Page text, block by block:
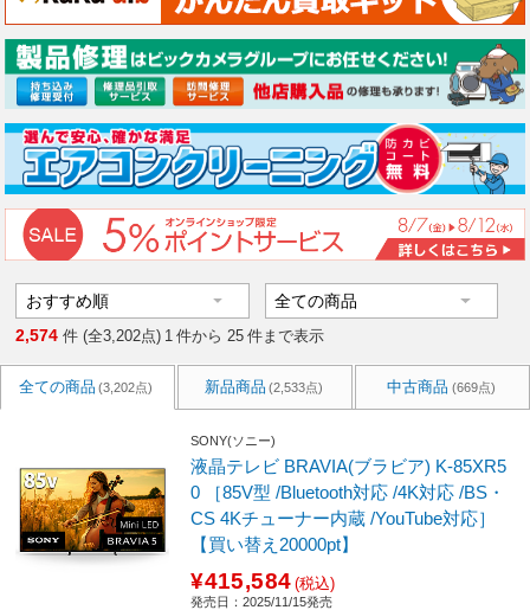
2,574 件 (全3,202点) 1 件から 25 件まで表示
全ての商品 (3,202点) 新品商品 (2,533点) 中古商品 (669点)
SONY(ソニー)
液晶テレビ BRAVIA(ブラビア) K-85XR5
0 ［85V型 /Bluetooth対応 /4K対応 /BS・
CS 4Kチューナー内蔵 /YouTube対応］
【買い替え20000pt】
¥415,584 (税込)
発売日：2025/11/15発売